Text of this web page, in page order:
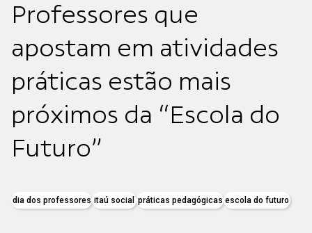
Professores que
apostam em atividades
práticas estão mais
próximos da “Escola do
Futuro”
dia dos professores itaú social práticas pedagógicas escola do futuro